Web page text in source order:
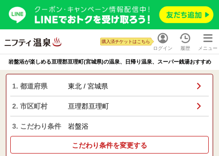
ログイン
購入済チケットはこちら
履歴 メニュー
岩盤浴が楽しめる亘理郡亘理町(宮城県)の温泉、日帰り温泉、スーパー銭湯おすすめ
1. 都道府県 東北 / 宮城県
2. 市区町村 亘理郡亘理町
3. こだわり条件 岩盤浴
こだわり条件を変更する